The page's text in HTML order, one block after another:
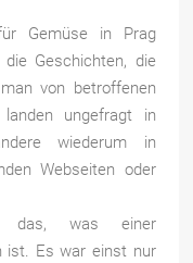
Gemüse in Prag
Geschichten, die
von betroffenen
ungefragt in
wiederum in
Webseiten oder
das, was einer
ist. Es war einst nur